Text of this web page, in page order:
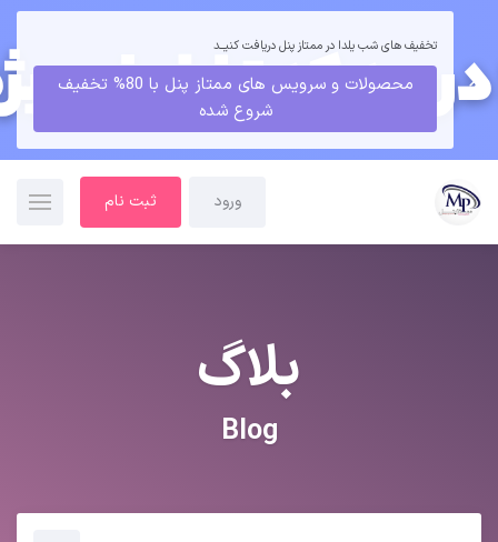
تخفیف های شب یلدا در ممتاز پنل دریافت کنیــد
محصولات و سرویس های ممتاز پنل با 80% تخفیف
شروع شده
ورود ثبت نام
بلاگ
Blog